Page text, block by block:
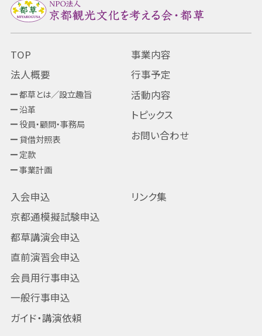
TOP
法人概要
都草とは／設立趣旨
沿革
役員・顧問・事務局
貸借対照表
定款
事業計画
事業内容
行事予定
活動内容
トピックス
お問い合わせ
入会申込
京都通模擬試験申込
都草講演会申込
直前演習会申込
会員用行事申込
一般行事申込
ガイド・講演依頼
リンク集